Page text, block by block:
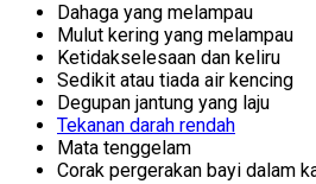
Dahaga yang melampau
Mulut kering yang melampau
Ketidakselesaan dan keliru
Sedikit atau tiada air kencing
Degupan jantung yang laju
Tekanan darah rendah
Mata tenggelam
Corak pergerakan bayi dalam